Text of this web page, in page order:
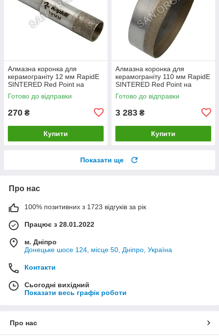
Алмазна коронка для
керамограніту 12 мм RapidE
SINTERED Red Point на
Дриль
Готово до відправки
270 ₴
Купити
Алмазна коронка для
керамограніту 110 мм RapidE
SINTERED Red Point на
Дриль
Готово до відправки
3 283 ₴
Купити
Показати ще
Про нас
100% позитивних з 1723 відгуків за рік
Працює з 28.01.2022
м. Дніпро
Донецьке шосе 124, місце 50, Дніпро, Україна
Контакти
Сьогодні вихідний
Показати весь графік роботи
Про нас